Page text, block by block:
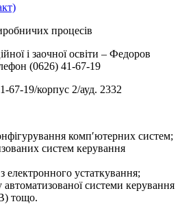
процесів
і заочної освіти – Федоров
(0626) 41-67-19
67-19/корпус 2/ауд. 2332
комп′ютерних систем;
систем керування
електронного устаткування;
автоматизованої системи керування
тощо.